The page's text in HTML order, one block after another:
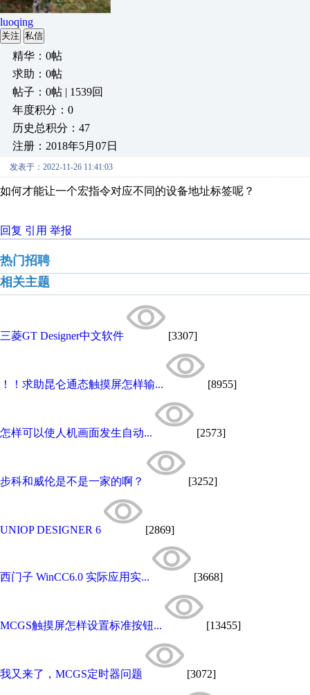
luoqing
关注 私信
精华：0帖
求助：0帖
帖子：0帖 | 1539回
年度积分：0
历史总积分：47
注册：2018年5月07日
发表于：2022-11-26 11:41:03
如何才能让一个宏指令对应不同的设备地址标签呢？
回复 引用 举报
热门招聘
相关主题
三菱GT Designer中文软件 [3307]
！！求助昆仑通态触摸屏怎样输... [8955]
怎样可以使人机画面发生自动... [2573]
步科和威伦是不是一家的啊？ [3252]
UNIOP DESIGNER 6 [2869]
西门子 WinCC6.0 实际应用实... [3668]
MCGS触摸屏怎样设置标准按钮... [13455]
我又来了，MCGS定时器问题 [3072]